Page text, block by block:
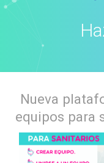
Nueva
equipos para